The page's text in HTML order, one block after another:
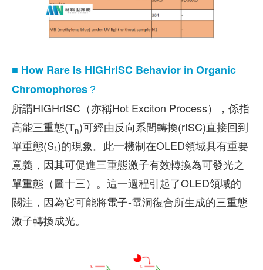
■ How Rare Is HIGHrISC Behavior in Organic
Chromophores？
所謂HIGHrISC（亦稱Hot Exciton Process），係指
高能三重態(Tn)可經由反向系間轉換(rISC)直接回到
單重態(S₁)的現象。此一機制在OLED領域具有重要
意義，因其可促進三重態激子有效轉換為可發光之
單重態（圖十三）。這一過程引起了OLED領域的
關注，因為它可能將電子-電洞復合所生成的三重態
激子轉換成光。